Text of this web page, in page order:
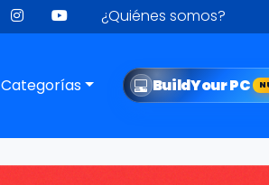
¿Quiénes somos?
Categorías BuildYour PC